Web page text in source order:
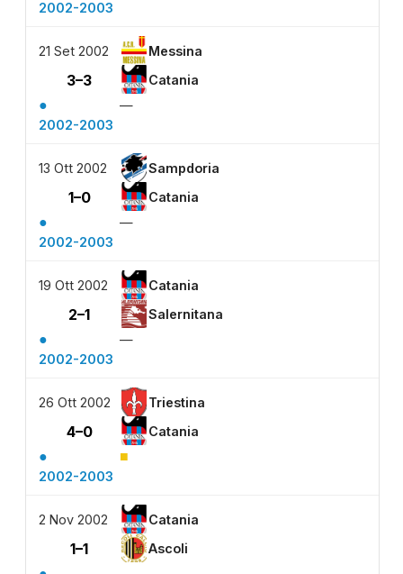
2002-2003
21 Set 2002 Messina
3–3 Catania
●
—
2002-2003
13 Ott 2002 Sampdoria
1–0 Catania
●
—
2002-2003
19 Ott 2002 Catania
2–1 Salernitana
●
—
2002-2003
26 Ott 2002 Triestina
4–0 Catania
● ■
2002-2003
2 Nov 2002 Catania
1–1 Ascoli